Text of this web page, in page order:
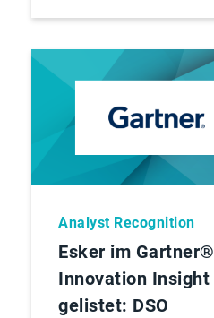
Analyst Recognition
Esker im Gartner®
Innovation Insight
gelistet: DSO